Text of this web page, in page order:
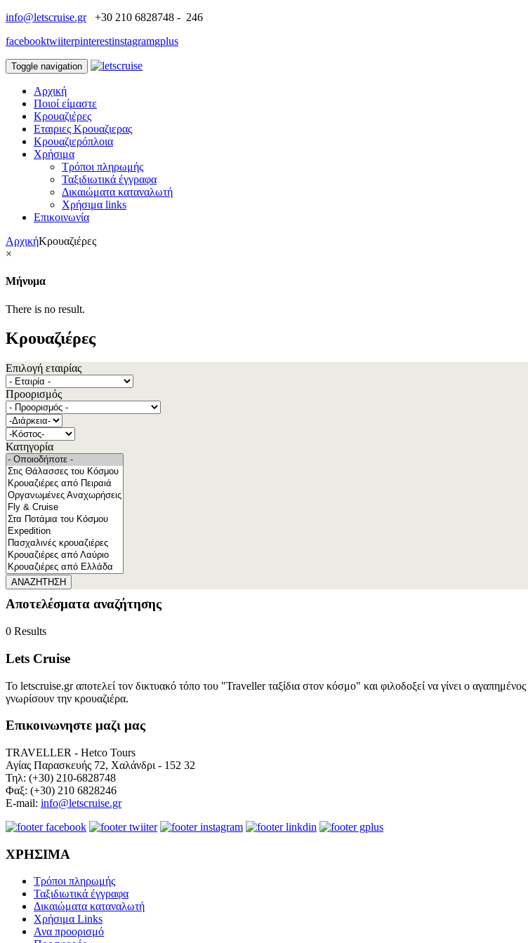
info@letscruise.gr
+30 210 6828748 - 246
facebooktwiiterpinterestinstagramgplus
Toggle navigation
Αρχική
Ποιοί είμαστε
Κρουαζιέρες
Εταιριες Κρουαζιερας
Κρουαζιερόπλοια
Χρήσιμα
Τρόποι πληρωμής
Ταξιδιωτικά έγγραφα
Δικαιώματα καταναλωτή
Χρήσιμα links
Επικοινωνία
ΑρχικήΚρουαζιέρες
×
Μήνυμα
There is no result.
Κρουαζιέρες
Επιλογή εταιρίας
Προορισμός
Κατηγορία
ΑΝΑΖΗΤΗΣΗ
Αποτελέσματα αναζήτησης
0 Results
Lets Cruise
Το letscruise.gr αποτελεί τον δικτυακό τόπο του "Traveller ταξίδια στον κόσμο" και φιλοδοξεί να γίνει ο
γνωρίσουν την κρουαζιέρα.
Επικοινωνηστε μαζι μας
TRAVELLER - Hetco Tours
Αγίας Παρασκευής 72, Χαλάνδρι - 152 32
Τηλ: (+30) 210-6828748
Φαξ: (+30) 210 6828246
E-mail: info@letscruise.gr
ΧΡΗΣΙΜΑ
Τρόποι πληρωμής
Ταξιδιωτικά έγγραφα
Δικαιώματα καταναλωτή
Χρήσιμα Links
Ανα προορισμό